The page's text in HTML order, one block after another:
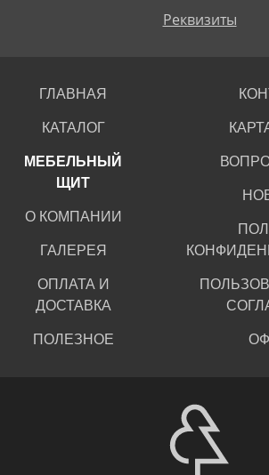
ГЛАВНАЯ
КАТАЛОГ
МЕБЕЛЬНЫЙ
ЩИТ
О КОМПАНИИ
ГАЛЕРЕЯ
ОПЛАТА И
ДОСТАВКА
ПОЛЕЗНОЕ
Реквизиты